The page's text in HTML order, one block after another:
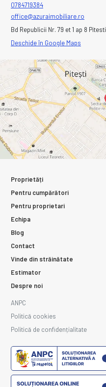
0784719384
office@azuraimobiliare.ro
Bd Republicii Nr. 79 et 1 ap 8 Pitesti
Deschide în Google Maps
Proprietăți
Pentru cumpărători
Pentru proprietari
Echipa
Blog
Contact
Vinde din străinătate
Estimator
Despre noi
ANPC
Politică cookies
Politică de confidențialitate